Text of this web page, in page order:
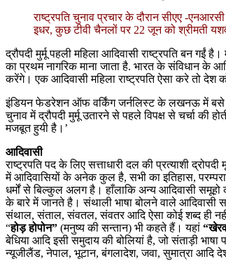
राष्ट्रपति चुनाव प्रचार के दौरान सीएए -
इधर, कुछ टीवी चैनलों पर 22 जून को श्रीमती
द्रौपदी मुर्मू पहली महिला आदिवासी राष्ट्रपति बन
का प्रथम नागरिक माना जाता है. भारत के संविधान के
करेंगे। एक आदिवासी महिला राष्ट्रपति ऐसा करे तो देश
इंडियन फेडरेशन ऑफ वर्किंग जर्नलिस्ट के लखनऊ में बसे
चुनाव में द्रौपदी मुर्मू उतारने से पहले विपक्ष से चर्चा की
मजबूत हुयी है।’
आदिवासी
राष्ट्रपति पद के लिए सत्ताधारी दल की प्रत्याशी
में आदिवासियों के अनेक कुल है, सभी का इतिहास,
धर्मों से बिल्कुल अलग है। हाँलाकि अन्य आदिवासी
के बारे में जानते है। संथाली भाषा बोलने वाले
संथाल, संताल, संवतल, संवतर आदि ऐसा कोई शब्द ही
“होड़ होपोन” (मनुष्य की सन्तान) भी कहते हैं। यहां
बेधिया आदि इसी समुदाय की बोलियां है, जो संताड़ी
न्यूजीलैंड, नेपाल, भूटान, बंगलादेश, जवा, सुमात्रा आदि